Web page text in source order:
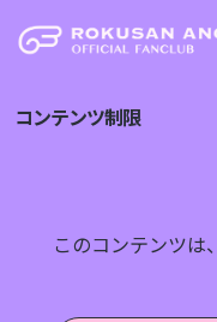
コンテンツ制限
このコンテンツは